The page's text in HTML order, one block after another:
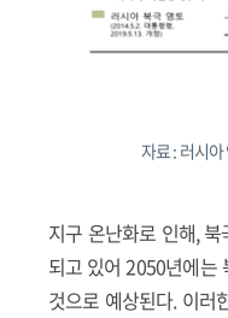
자료 : 러시
지구 온난화로 인해,
되고 있어 2050년에는
것으로 예상된다. 이러